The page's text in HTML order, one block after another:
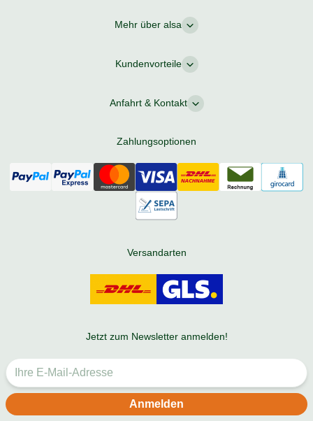
Mehr über alsa
Kundenvorteile
Anfahrt & Kontakt
Zahlungsoptionen
Versandarten
Jetzt zum Newsletter anmelden!